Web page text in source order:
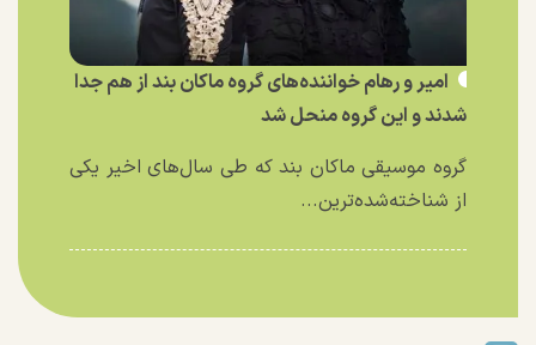
امیر و رهام خواننده‌های گروه ماکان بند از هم جدا
شدند و این گروه منحل شد
گروه موسیقی ماکان بند که طی سال‌های اخیر یکی
از شناخته‌شده‌ترین...